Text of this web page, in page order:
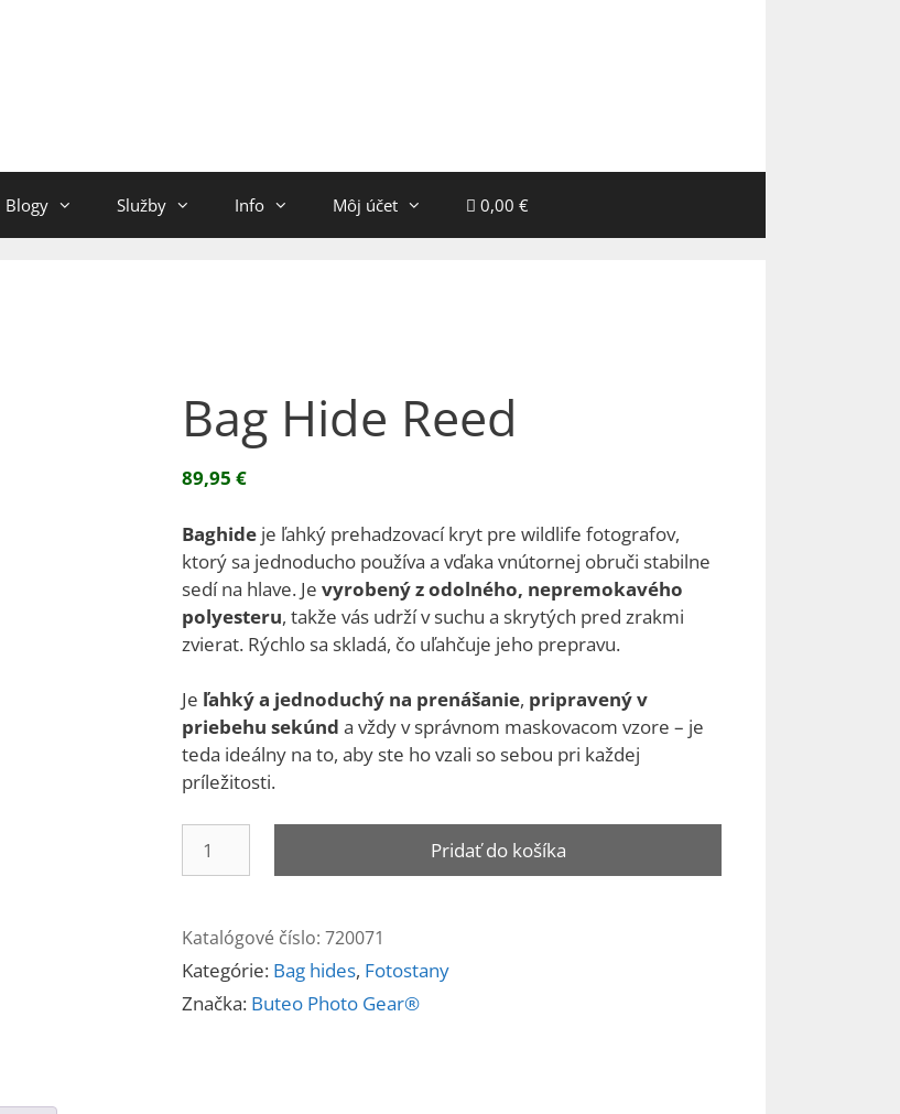
Blogy Služby Info Môj účet 0,00 €
Bag Hide Reed
89,95€
Baghide je ľahký prehadzovací kryt pre wildlife fotografov,
ktorý sa jednoducho používa a vďaka vnútornej obruči stabilne
sedí na hlave. Jevyrobený z odolného, nepremokavého
polyesteru, takže vás udrží v suchu a skrytých pred zrakmi
zvierat. Rýchlo sa skladá, čo uľahčuje jeho prepravu.
Je ľahký a jednoduchý na prenášanie, pripravený v
priebehu sekúnd a vždy v správnom maskovacom vzore – je
teda ideálny na to, aby ste ho vzali so sebou pri každej
príležitosti.
Bag
Pridať do košíka
Katalógové číslo:720071
Kategórie: Bag hides, Fotostany
Značka: Buteo Photo Gear®